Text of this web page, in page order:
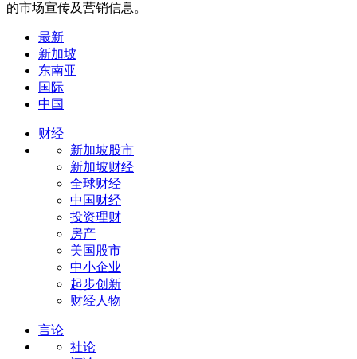
的市场宣传及营销信息。
最新
新加坡
东南亚
国际
中国
财经
新加坡股市
新加坡财经
全球财经
中国财经
投资理财
房产
美国股市
中小企业
起步创新
财经人物
言论
社论